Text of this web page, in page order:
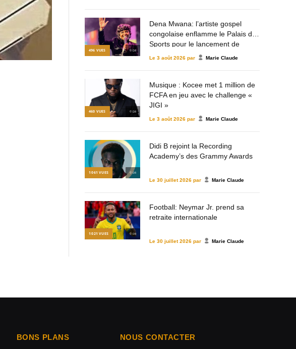
496 VUES © DR
Dena Mwana: l’artiste gospel
congolaise enflamme le Palais des
Sports pour le lancement de
Mulema Gospel Talent
Le 3 août 2026 par Marie Claude
460 VUES © DR
Musique : Kocee met 1 million de
FCFA en jeu avec le challenge «
JIGI »
Le 3 août 2026 par Marie Claude
1 061 VUES © DR
Didi B rejoint la Recording
Academy’s des Grammy Awards
Le 30 juillet 2026 par Marie Claude
1 021 VUES © DR
Football: Neymar Jr. prend sa
retraite internationale
Le 30 juillet 2026 par Marie Claude
BONS PLANS NOUS CONTACTER